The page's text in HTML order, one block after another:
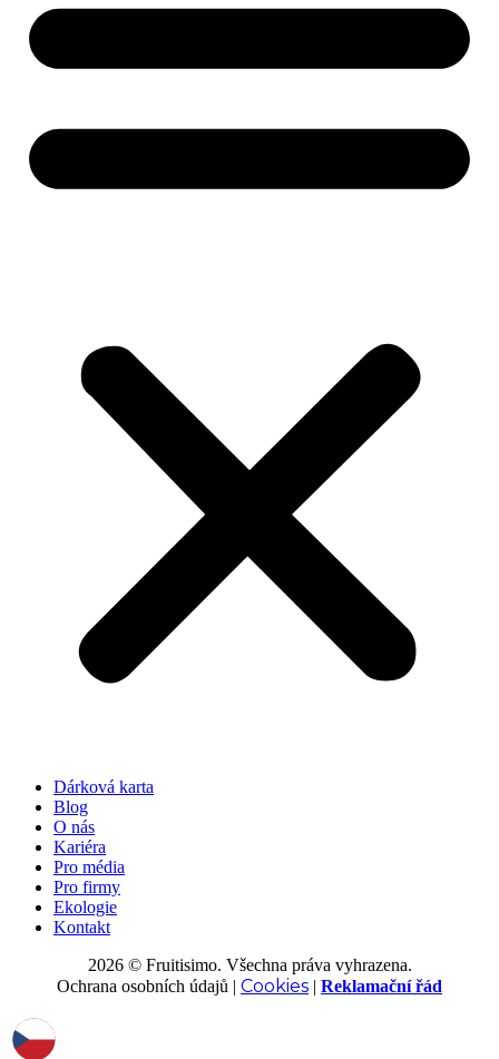
Dárková karta
Blog
O nás
Kariéra
Pro média
Pro firmy
Ekologie
Kontakt
2026 © Fruitisimo. Všechna práva vyhrazena.
Ochrana osobních údajů | Cookies | Reklamační řád